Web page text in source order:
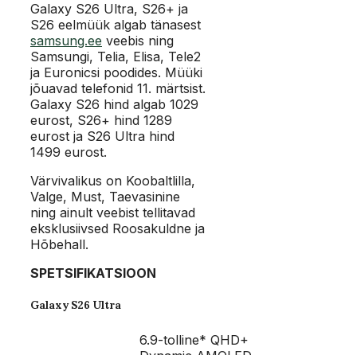
Galaxy S26 Ultra, S26+ ja
S26 eelmüük algab tänasest
samsung.ee veebis ning
Samsungi, Telia, Elisa, Tele2
ja Euronicsi poodides. Müüki
jõuavad telefonid 11. märtsist.
Galaxy S26 hind algab 1029
eurost, S26+ hind 1289
eurost ja S26 Ultra hind
1499 eurost.
Värvivalikus on Koobaltlilla,
Valge, Must, Taevasinine
ning ainult veebist tellitavad
eksklusiivsed Roosakuldne ja
Hõbehall.
SPETSIFIKATSIOON
Galaxy S26 Ultra
6.9-tolline* QHD+